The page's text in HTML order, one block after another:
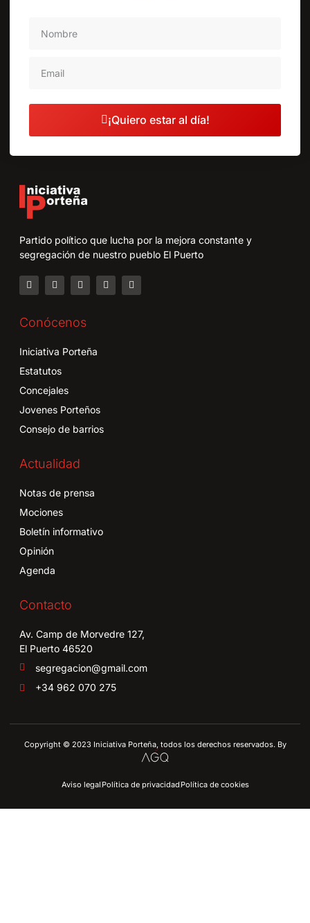
¡Quiero estar al día!
Partido político que lucha por la mejora constante y
segregación de nuestro pueblo El Puerto
Conócenos
Iniciativa Porteña
Estatutos
Concejales
Jovenes Porteños
Consejo de barrios
Actualidad
Notas de prensa
Mociones
Boletín informativo
Opinión
Agenda
Contacto
Av. Camp de Morvedre 127,
El Puerto 46520
segregacion@gmail.com
+34 962 070 275
Copyright © 2023 Iniciativa Porteña, todos los derechos reservados. By
Aviso legalPolítica de privacidadPolítica de cookies